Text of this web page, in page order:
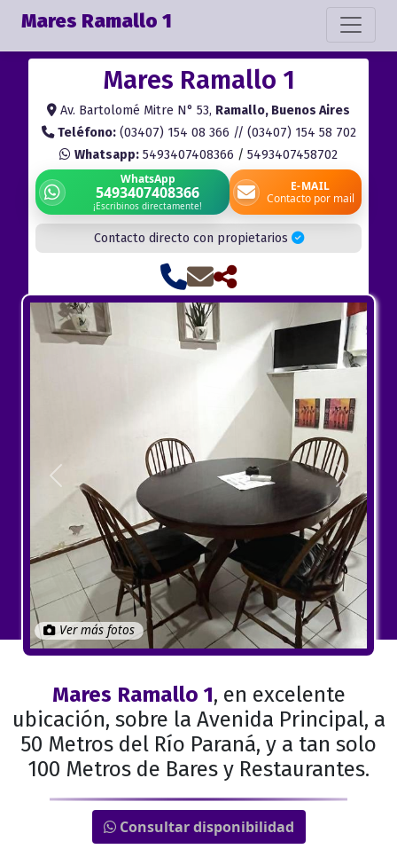
Mares Ramallo 1
Mares Ramallo 1
Av. Bartolomé Mitre N° 53, Ramallo, Buenos Aires
Teléfono:(03407) 154 08 366 // (03407) 154 58 702
Whatsapp: 5493407408366 / 5493407458702
WhatsApp
5493407408366
¡Escribinos directamente!
E-MAIL
Contacto por mail
Contacto directo con propietarios
Anterior Próximo
Ver más fotos
Mares Ramallo 1, en excelente
ubicación, sobre la Avenida Principal, a
50 Metros del Río Paraná, y a tan solo
100 Metros de Bares y Restaurantes.
Consultar disponibilidad